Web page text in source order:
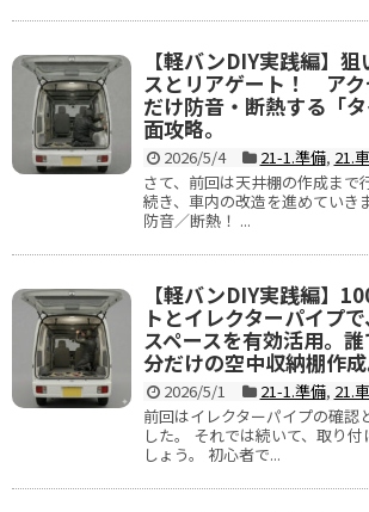
【軽バンDIY実践編】
スとリアゲート！ アク
だけ防音・断熱する「
面攻略。
2026/5/4 21-1.準備, 21.
さて、前回は天井棚の作成まで
続き、車内の改造を進めていき
防音／断熱！ ...
【軽バンDIY実践編】
トとイレクターパイプ
スペースを有効活用。
分だけの空中収納棚作成
2026/5/1 21-1.準備, 21.
前回はイレクターパイプの確認
した。 それでは続いて、取り
しょう。 初心者で...